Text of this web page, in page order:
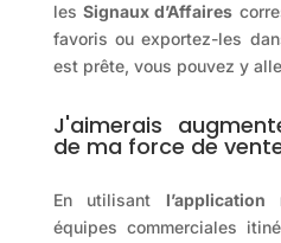
les Signaux d’Affaires
favoris ou exportez-les
est prête, vous pouvez y
J'aimerais
de ma force de
En utilisant
équipes commerciales